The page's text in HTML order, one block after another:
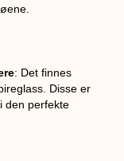
: Det finnes
Disse er
den perfekte